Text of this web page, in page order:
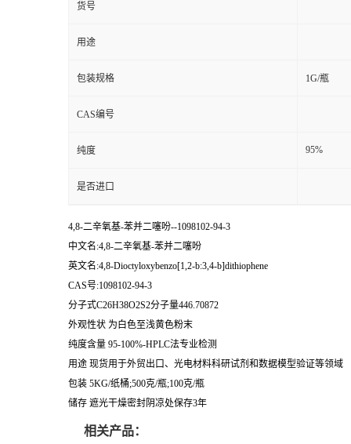
货号
用途
包装规格 1G/瓶
CAS编号
纯度 95%
是否进口
4,8-二辛氧基-苯并二噻吩--1098102-94-3
中文名:4,8-二辛氧基-苯并二噻吩
英文名:4,8-Dioctyloxybenzo[1,2-b:3,4-b]dithiophene
CAS号:1098102-94-3
分子式C26H38O2S2分子量446.70872
外观性状 为白色至浅黄色粉末
纯度含量 95-100%-HPLC法专业检测
用途 现货用于外贸出口、光电材料科研试剂和数据模型验证等领域
包装 5KG/纸桶;500克/瓶;100克/瓶
储存 遮光干燥密封阴凉处保存3年
相关产品：